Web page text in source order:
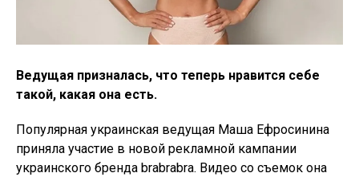
Ведущая призналась, что теперь нравится себе
такой, какая она есть.
Популярная украинская ведущая Маша Ефросинина
приняла участие в новой рекламной кампании
украинского бренда brabrabra. Видео со съемок она